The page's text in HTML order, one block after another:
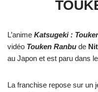
L’anime Katsugeki :
vidéo Touken Ranbu de
au Japon et est paru dans
La franchise repose sur un